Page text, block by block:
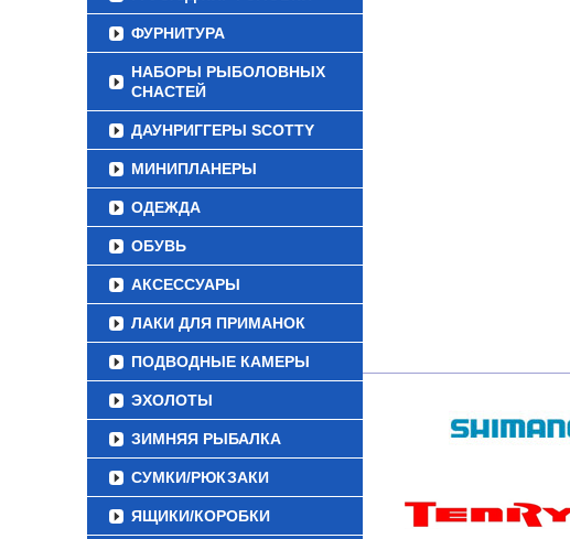
ФУРНИТУРА
НАБОРЫ РЫБОЛОВНЫХ
СНАСТЕЙ
ДАУНРИГГЕРЫ SCOTTY
МИНИПЛАНЕРЫ
ОДЕЖДА
ОБУВЬ
АКСЕССУАРЫ
ЛАКИ ДЛЯ ПРИМАНОК
ПОДВОДНЫЕ КАМЕРЫ
ЭХОЛОТЫ
ЗИМНЯЯ РЫБАЛКА
СУМКИ/РЮКЗАКИ
ЯЩИКИ/КОРОБКИ